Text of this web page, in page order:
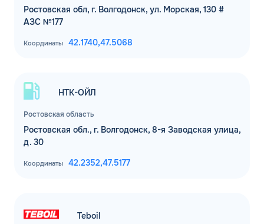
Ростовская обл, г. Волгодонск, ул. Морская, 130 #
АЗС №177
Координаты 42.1740,47.5068
Ростовская область
НТК-ОЙЛ
Ростовская обл., г. Волгодонск, 8-я Заводская улица,
д. 30
Координаты 42.2352,47.5177
Teboil